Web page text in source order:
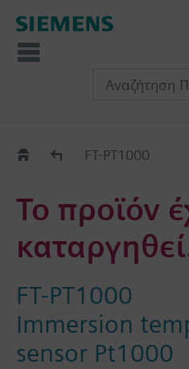
Old2NewFT-PT1000
Το προϊόν
FT-PT1000
Immersion
sensor Pt1000